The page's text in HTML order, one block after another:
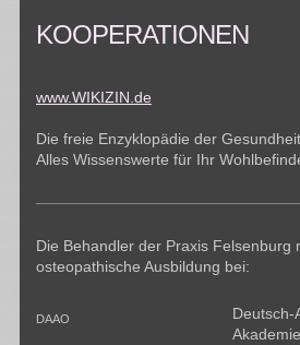
KOOPERATIONEN
www.WIKIZIN.de
Die freie Enzyklopädie der Gesundheit
Alles Wissenswerte für Ihr
Die Behandler der Praxis Felsenburg
osteopathische Ausbildung bei:
DAAO
Deutsch-